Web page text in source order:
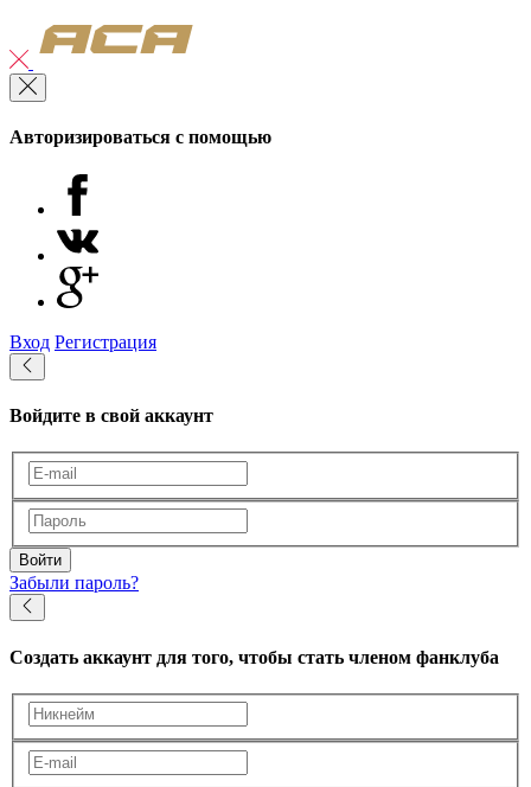
Авторизироваться с помощью
Вход Регистрация
Войдите в свой аккаунт
Войти
Забыли пароль?
Создать аккаунт для того, чтобы стать членом фанклуба